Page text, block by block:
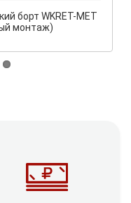
борт WKRET-MET
монтаж)